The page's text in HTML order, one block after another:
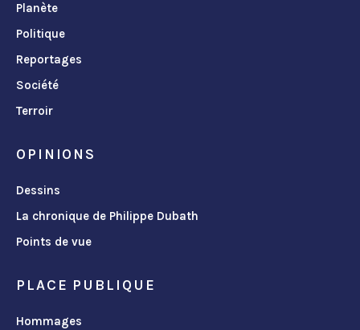
Planète
Politique
Reportages
Société
Terroir
OPINIONS
Dessins
La chronique de Philippe Dubath
Points de vue
PLACE PUBLIQUE
Hommages